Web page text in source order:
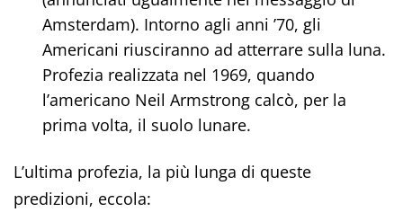
Amsterdam). Intorno agli anni ’70, gli
Americani riusciranno ad atterrare sulla luna.
Profezia realizzata nel 1969, quando
l’americano Neil Armstrong calcò, per la
prima volta, il suolo lunare.
L’ultima profezia, la più lunga di queste
predizioni, eccola: